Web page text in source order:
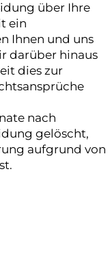
über Ihre
ein
Ihnen und uns
darüber hinaus
dies zur
nach
gelöscht,
aufgrund von